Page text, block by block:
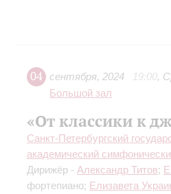
04 сентября, 2024 19:00,
Большой зал
«От классики к
Санкт-Петербургский
академический
Дирижёр - Александр Титов;
фортепиано; Елизавета